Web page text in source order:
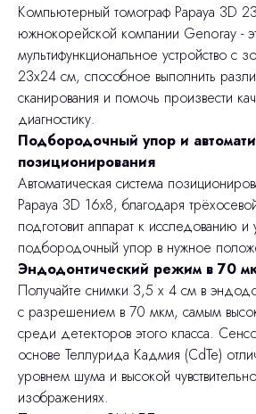
Компьютерный томограф Papaya 3D
южнокорейской компании Genoray -
мультифункциональное устройство c
23х24 см, способное выполнить
сканирования и помочь произвести
диагностику.
Подбородочный упор и
позиционирования
Автоматическая система
Papaya 3D 16x8, благодаря
подготовит аппарат к исследованию и
подбородочный упор в нужное
Эндодонтический режим в 70
Получайте снимки 3,5 х 4 см в
с разрешением в 70 мкм, самым
среди детекторов этого класса.
основе Теллурида Кадмия (CdTe)
уровнем шума и высокой
изображениях.